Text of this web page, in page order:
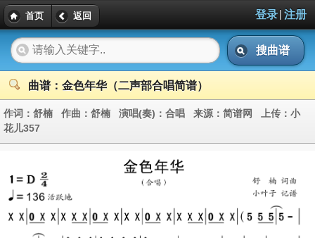
首页 返回 登录| 注册
搜曲谱
曲谱：金色年华（二声部合唱简谱）
作词： 舒楠 作曲： 舒楠 演唱(奏)： 合唱 来源： 简谱网 上传： 小
花儿357